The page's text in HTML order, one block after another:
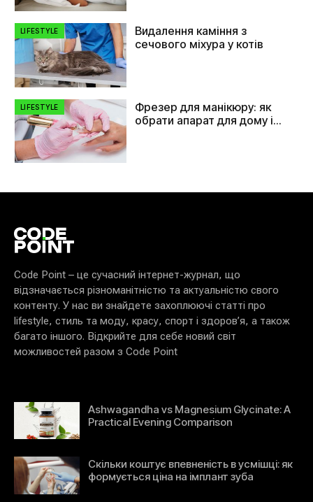
LIFESTYLE
Видалення каміння з
сечового міхура у котів
LIFESTYLE
Фрезер для манікюру: як
обрати апарат для дому і
Code Point – це сучасний інтернет-журнал, що
відзначається різноманітністю та актуальністю свого
контенту. У нас ви знайдете захоплюючі статті про
lifestyle, стиль та моду, красу, спорт і здоров’я, а також
багато іншого. Відкрийте для себе новий світ
можливостей разом з Code Point
Ashwagandha vs Magnesium Glycinate: A
Practical Evening Comparison
Скільки коштує впевненість в усмішці: як
формується ціна на імплант зуба